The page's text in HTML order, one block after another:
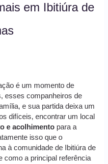
em Ibitiúra de
é um momento de
esses companheiros de
e sua partida deixa um
difíceis, encontrar um local
e acolhimento para a
isso que o
à comunidade de Ibitiúra de
como a principal referência